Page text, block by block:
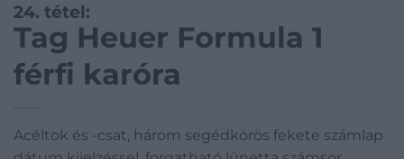
24. tétel:
Tag Heuer Formula 1
férfi karóra
Acéltok és -csat, három segédkörös fekete számlap